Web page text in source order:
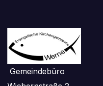
Gemeindebüro